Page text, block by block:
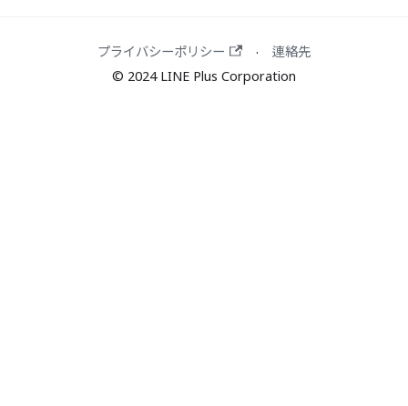
プライバシーポリシー ·
連絡先
© 2024 LINE Plus Corporation